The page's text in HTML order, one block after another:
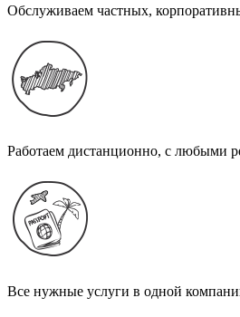
Обслуживаем частных,
Работаем дистанционно, с любыми
Все нужные услуги в одной